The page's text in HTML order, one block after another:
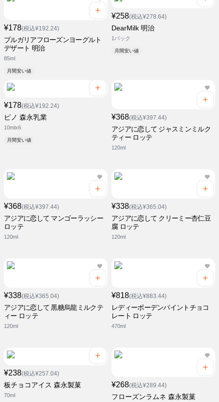
¥178(税込¥192.24)
ブルガリアフローズンヨーグルト
デザート 明治
85ml
月間安い値
¥258(税込¥278.64)
DearMilk 明治
1パック
月間安い値
¥178(税込¥192.24)
ピノ 森永乳業
10mlx6
月間安い値
¥368(税込¥397.44)
アジアに恋して ジャスミンミルク
ティー ロッテ
120ml
¥368(税込¥397.44)
アジアに恋して マンゴーラッシー
ロッテ
120ml
¥338(税込¥365.04)
アジアに恋して クリーミー杏仁豆
腐 ロッテ
120ml
¥338(税込¥365.04)
アジアに恋して 黒糖烏龍ミルクテ
ィー ロッテ
120ml
¥818(税込¥883.44)
レディーボーデンパイントチョコ
レート ロッテ
470ml
¥238(税込¥257.04)
板チョコアイス 森永製菓
70ml
¥268(税込¥289.44)
フローズンラムネ 森永製菓